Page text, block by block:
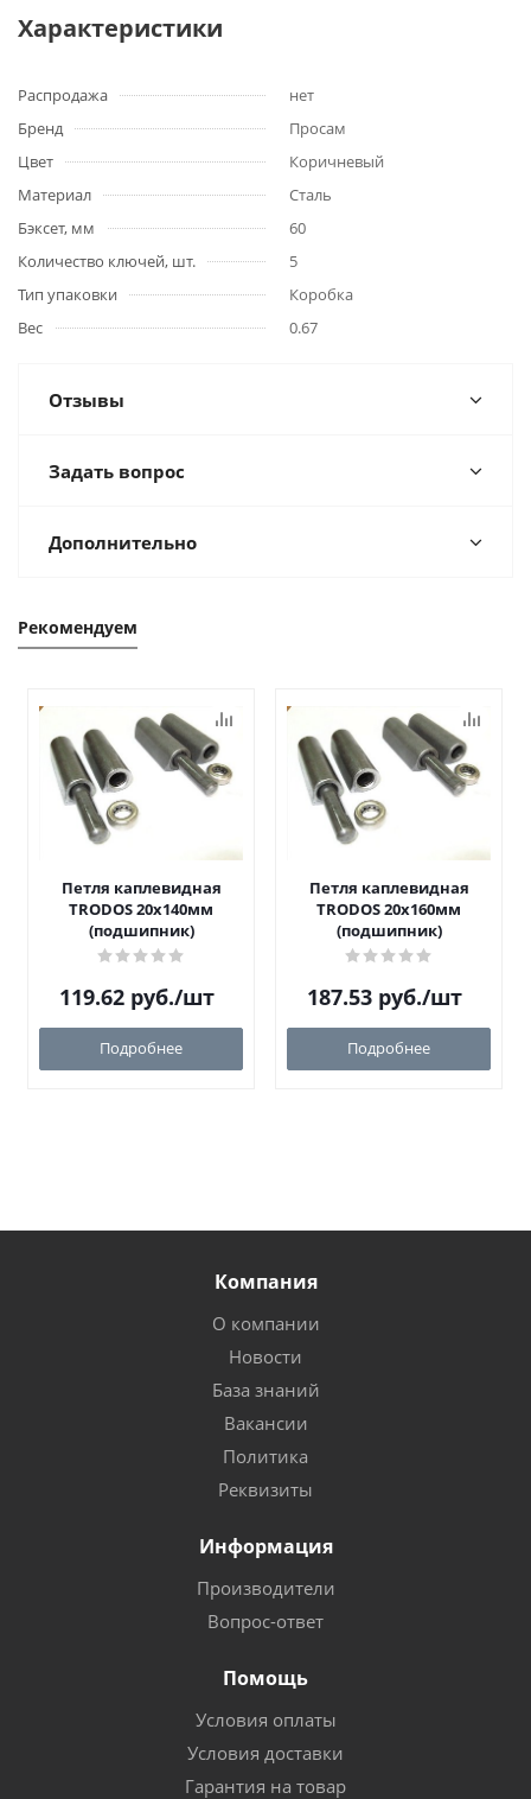
Характеристики
Распродажа
нет
Бренд
Просам
Цвет
Коричневый
Материал
Сталь
Бэксет, мм
60
Количество ключей, шт.
5
Тип упаковки
Коробка
Вес
0.67
Отзывы
Задать вопрос
Дополнительно
Рекомендуем
Петля каплевидная
TRODOS 20х140мм
(подшипник)
119.62 руб./шт
Подробнее
Петля каплевидная
TRODOS 20х160мм
(подшипник)
187.53 руб./шт
Подробнее
Компания
О компании
Новости
База знаний
Вакансии
Политика
Реквизиты
Информация
Производители
Вопрос-ответ
Помощь
Условия оплаты
Условия доставки
Гарантия на товар